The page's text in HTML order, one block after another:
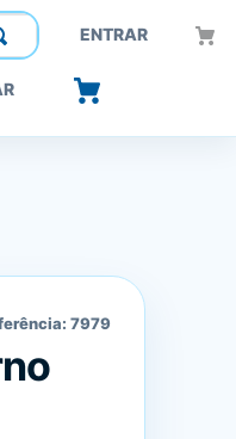
ENTRAR
o futuro.
7979